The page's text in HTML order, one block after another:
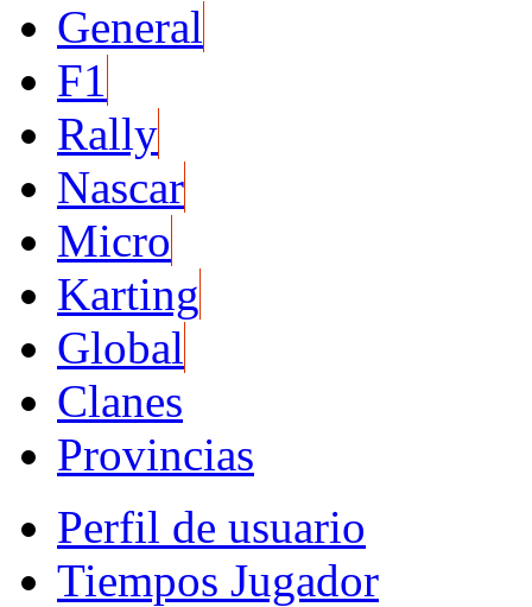
General
F1
Rally
Nascar
Micro
Karting
Global
Clanes
Provincias
Perfil de usuario
Tiempos Jugador